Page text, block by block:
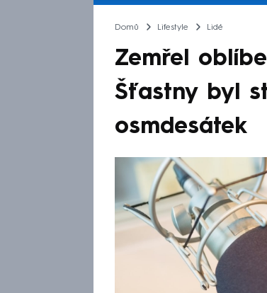
Pořady
Domů Lifestyle Lidé
Zemřel
Šťastny byl
osmdesátek